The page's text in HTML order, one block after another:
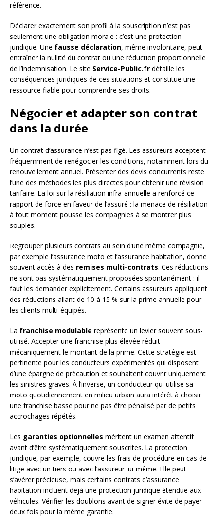
référence.
Déclarer exactement son profil à la souscription n’est pas
seulement une obligation morale : c’est une protection
juridique. Une fausse déclaration, même involontaire, peut
entraîner la nullité du contrat ou une réduction proportionnelle
de l’indemnisation. Le site Service-Public.fr détaille les
conséquences juridiques de ces situations et constitue une
ressource fiable pour comprendre ses droits.
Négocier et adapter son contrat
dans la durée
Un contrat d’assurance n’est pas figé. Les assureurs acceptent
fréquemment de renégocier les conditions, notamment lors du
renouvellement annuel. Présenter des devis concurrents reste
l’une des méthodes les plus directes pour obtenir une révision
tarifaire. La loi sur la résiliation infra-annuelle a renforcé ce
rapport de force en faveur de l’assuré : la menace de résiliation
à tout moment pousse les compagnies à se montrer plus
souples.
Regrouper plusieurs contrats au sein d’une même compagnie,
par exemple l’assurance moto et l’assurance habitation, donne
souvent accès à des remises multi-contrats. Ces réductions
ne sont pas systématiquement proposées spontanément : il
faut les demander explicitement. Certains assureurs appliquent
des réductions allant de 10 à 15 % sur la prime annuelle pour
les clients multi-équipés.
La franchise modulable représente un levier souvent sous-
utilisé. Accepter une franchise plus élevée réduit
mécaniquement le montant de la prime. Cette stratégie est
pertinente pour les conducteurs expérimentés qui disposent
d’une épargne de précaution et souhaitent couvrir uniquement
les sinistres graves. À l’inverse, un conducteur qui utilise sa
moto quotidiennement en milieu urbain aura intérêt à choisir
une franchise basse pour ne pas être pénalisé par de petits
accrochages répétés.
Les garanties optionnelles méritent un examen attentif
avant d’être systématiquement souscrites. La protection
juridique, par exemple, couvre les frais de procédure en cas de
litige avec un tiers ou avec l’assureur lui-même. Elle peut
s’avérer précieuse, mais certains contrats d’assurance
habitation incluent déjà une protection juridique étendue aux
véhicules. Vérifier les doublons avant de signer évite de payer
deux fois pour la même garantie.